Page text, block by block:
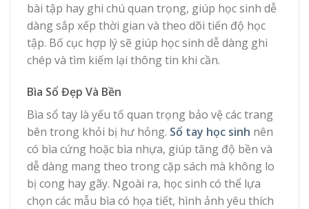
bài tập hay ghi chú quan trọng, giúp học sinh dễ
dàng sắp xếp thời gian và theo dõi tiến độ học
tập. Bố cục hợp lý sẽ giúp học sinh dễ dàng ghi
chép và tìm kiếm lại thông tin khi cần.
Bìa Sổ Đẹp Và Bền
Bìa sổ tay là yếu tố quan trọng bảo vệ các trang
bên trong khỏi bị hư hỏng. Sổ tay học sinh nên
có bìa cứng hoặc bìa nhựa, giúp tăng độ bền và
dễ dàng mang theo trong cặp sách mà không lo
bị cong hay gãy. Ngoài ra, học sinh có thể lựa
chọn các mẫu bìa có họa tiết, hình ảnh yêu thích